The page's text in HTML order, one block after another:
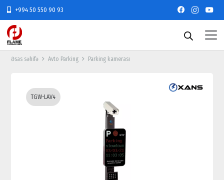
+994 50 550 90 93
Əsas səhifə Avto Parking Parking kamerası
TGW-LAV4